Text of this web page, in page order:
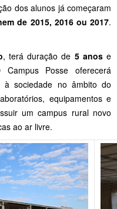
dos alunos já começaram
de 2015, 2016 ou 2017.
, terá duração de 5 anose
Posse oferecerá
à sociedade no âmbito do
equipamentos e
um campus rural novo
ao ar livre.